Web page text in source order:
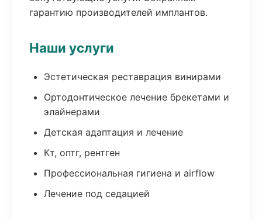
гарантию производителей имплантов.
Наши услуги
Эстетическая реставрация винирами
Ортодонтическое лечение брекетами и
элайнерами
Детская адаптация и лечение
Кт, оптг, рентген
Профессиональная гигиена и airflow
Лечение под седацией